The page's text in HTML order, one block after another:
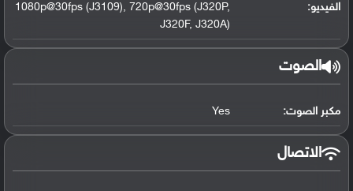
الفيديو:
1080p@30fps (J3109), 720p@30fps (J320P,
J320F, J320A)
الصوت
مكبر الصوت: Yes
الاتصال